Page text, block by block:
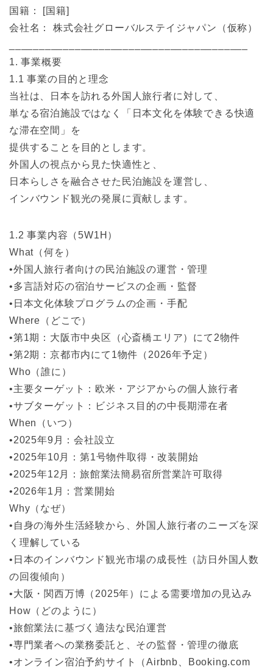
国籍： [国籍]
会社名： 株式会社グローバルステイジャパン（仮称）
1. 事業概要
1.1 事業の目的と理念
当社は、日本を訪れる外国人旅行者に対して、
単なる宿泊施設ではなく「日本文化を体験できる快適
な滞在空間」を
提供することを目的とします。
外国人の視点から見た快適性と、
日本らしさを融合させた民泊施設を運営し、
インバウンド観光の発展に貢献します。
1.2 事業内容（5W1H）
What（何を）
•外国人旅行者向けの民泊施設の運営・管理
•多言語対応の宿泊サービスの企画・監督
•日本文化体験プログラムの企画・手配
Where（どこで）
•第1期：大阪市中央区（心斎橋エリア）にて2物件
•第2期：京都市内にて1物件（2026年予定）
Who（誰に）
•主要ターゲット：欧米・アジアからの個人旅行者
•サブターゲット：ビジネス目的の中長期滞在者
When（いつ）
•2025年9月：会社設立
•2025年10月：第1号物件取得・改装開始
•2025年12月：旅館業法簡易宿所営業許可取得
•2026年1月：営業開始
Why（なぜ）
•自身の海外生活経験から、外国人旅行者のニーズを深
く理解している
•日本のインバウンド観光市場の成長性（訪日外国人数
の回復傾向）
•大阪・関西万博（2025年）による需要増加の見込み
How（どのように）
•旅館業法に基づく適法な民泊運営
•専門業者への業務委託と、その監督・管理の徹底
•オンライン宿泊予約サイト（Airbnb、Booking.com